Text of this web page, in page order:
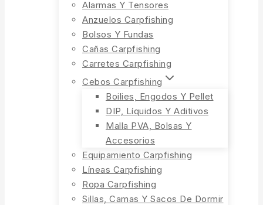
Alarmas Y Tensores
Anzuelos Carpfishing
Bolsos Y Fundas
Cañas Carpfishing
Carretes Carpfishing
Cebos Carpfishing
Boilies, Engodos Y Pellet
DIP, Líquidos Y Aditivos
Malla PVA, Bolsas Y
Accesorios
Equipamiento Carpfishing
Líneas Carpfishing
Ropa Carpfishing
Sillas, Camas Y Sacos De Dormir